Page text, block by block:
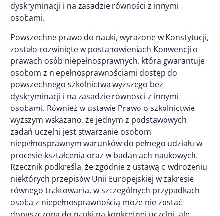
dyskryminacji i na zasadzie równości z innymi
osobami.
Powszechne prawo do nauki, wyrażone w Konstytucji,
zostało rozwinięte w postanowieniach Konwencji o
prawach osób niepełnosprawnych, która gwarantuje
osobom z niepełnosprawnościami dostęp do
powszechnego szkolnictwa wyższego bez
dyskryminacji i na zasadzie równości z innymi
osobami. Również w ustawie Prawo o szkolnictwie
wyższym wskazano, że jednym z podstawowych
zadań uczelni jest stwarzanie osobom
niepełnosprawnym warunków do pełnego udziału w
procesie kształcenia oraz w badaniach naukowych.
Rzecznik podkreśla, że zgodnie z ustawą o wdrożeniu
niektórych przepisów Unii Europejskiej w zakresie
równego traktowania, w szczególnych przypadkach
osoba z niepełnosprawnością może nie zostać